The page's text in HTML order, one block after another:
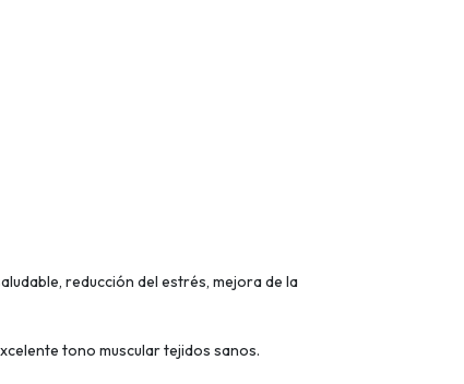
reducción del estrés, mejora de la
tono muscular tejidos sanos.